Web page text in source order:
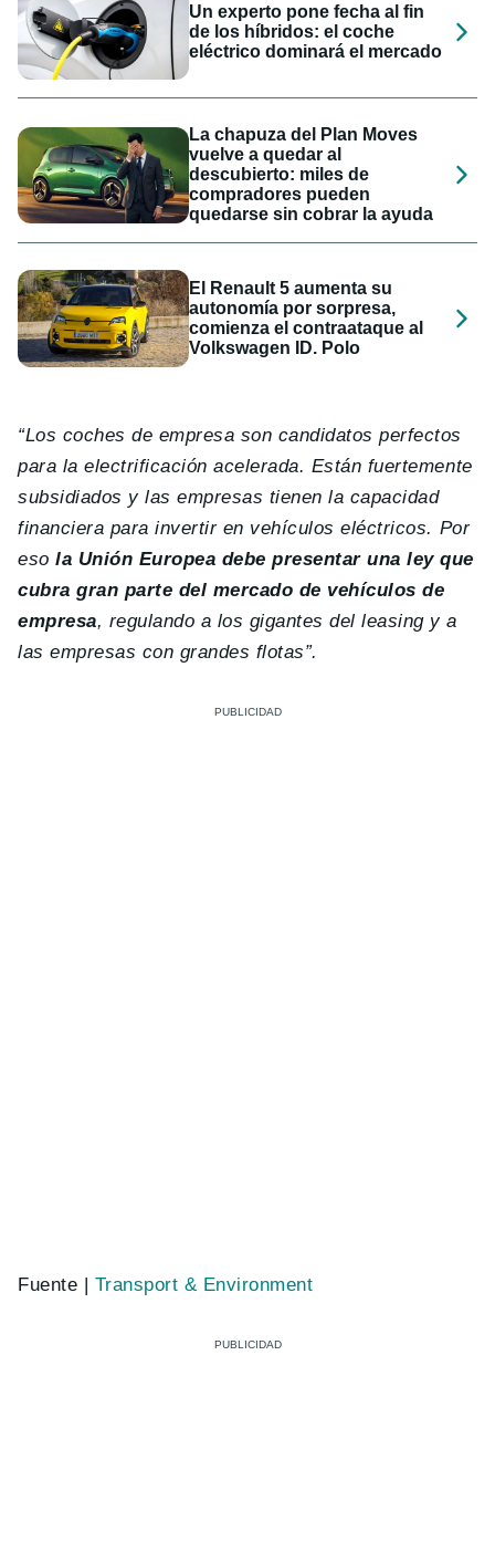
Un experto pone fecha al fin
de los híbridos: el coche
eléctrico dominará el mercado
La chapuza del Plan Moves
vuelve a quedar al
descubierto: miles de
compradores pueden
quedarse sin cobrar la ayuda
El Renault 5 aumenta su
autonomía por sorpresa,
comienza el contraataque al
Volkswagen ID. Polo
“Los coches de empresa son candidatos perfectos
para la electrificación acelerada. Están fuertemente
subsidiados y las empresas tienen la capacidad
financiera para invertir en vehículos eléctricos. Por
eso la Unión Europea debe presentar una ley que
cubra gran parte del mercado de vehículos de
empresa, regulando a los gigantes del leasing y a
las empresas con grandes flotas”.
Fuente | Transport & Environment